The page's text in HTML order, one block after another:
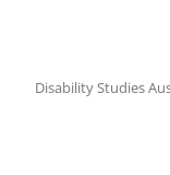
Disability Studies